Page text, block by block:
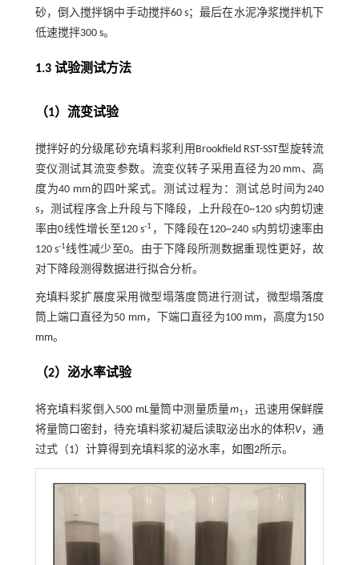
砂，倒入搅拌锅中手动搅拌60 s；最后在水泥净浆搅拌机下
低速搅拌300 s。
1.3 试验测试方法
（1）流变试验
搅拌好的分级尾砂充填料浆利用Brookfield RST-SST型旋转流
变仪测试其流变参数。流变仪转子采用直径为20 mm、高
度为40 mm的四叶桨式。测试过程为：测试总时间为240
s，测试程序含上升段与下降段，上升段在0~120 s内剪切速
率由0线性增长至120 s-1 ，下降段在120~240 s内剪切速率由
120 s-1线性减少至0。由于下降段所测数据重现性更好，故
对下降段测得数据进行拟合分析。
充填料浆扩展度采用微型塌落度筒进行测试，微型塌落度
筒上端口直径为50 mm，下端口直径为100 mm，高度为150
mm。
（2）泌水率试验
将充填料浆倒入500 mL量筒中测量质量m1 ，迅速用保鲜膜
将量筒口密封，待充填料浆初凝后读取泌出水的体积V，通
过式（1） 计算得到充填料浆的泌水率，如 图2所示。